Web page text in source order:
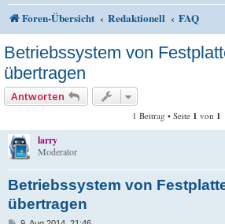
Foren-Übersicht Redaktionell FAQ
Betriebssystem von
übertragen
Antworten
1 Beitrag • Seite 1 von 1
larry
Moderator
Betriebssystem von
übertragen